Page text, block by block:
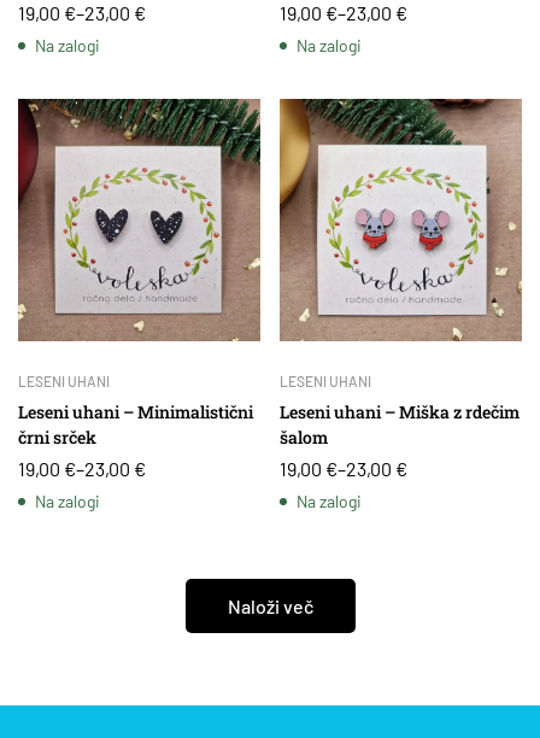
19,00 €–23,00 €
Na zalogi
19,00 €–23,00 €
Na zalogi
LESENI UHANI
Leseni uhani – Minimalistični
črni srček
19,00 €–23,00 €
Na zalogi
LESENI UHANI
Leseni uhani – Miška z rdečim
šalom
19,00 €–23,00 €
Na zalogi
Naloži več